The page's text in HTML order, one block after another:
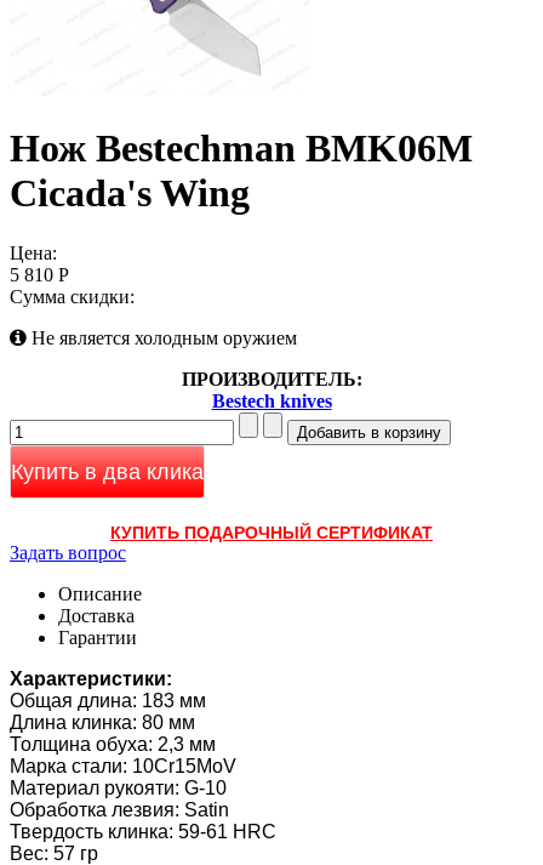
Нож Bestechman BMK06M
Cicada's Wing
Цена:
5 810 Р
Сумма скидки:
Не является холодным оружием
ПРОИЗВОДИТЕЛЬ:
Bestech knives
Купить в два клика
КУПИТЬ ПОДАРОЧНЫЙ СЕРТИФИКАТ
Задать вопрос
Описание
Доставка
Гарантии
Характеристики:
Общая длина: 183 мм
Длина клинка: 80 мм
Толщина обуха: 2,3 мм
Марка стали: 10Cr15MoV
Материал рукояти: G-10
Обработка лезвия: Satin
Твердость клинка: 59-61 HRC
Вес: 57 гр